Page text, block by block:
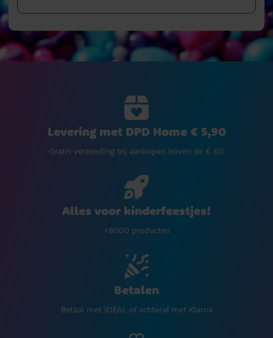
Levering met DPD Home € 5,90
Gratis verzending bij aankopen boven de € 60
Alles voor kinderfeestjes!
+8000 producten
Betalen
Betaal met iDEAL of achteraf met Klarna